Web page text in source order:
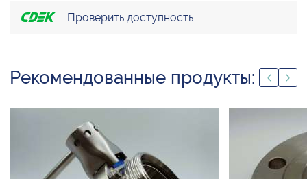
Проверить доступность
Рекомендованные продукты: